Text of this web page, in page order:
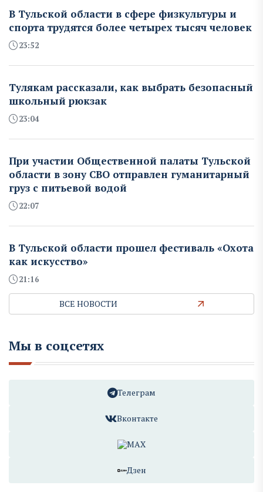
В Тульской области в сфере физкультуры и
спорта трудятся более четырех тысяч человек
23:52
Тулякам рассказали, как выбрать безопасный
школьный рюкзак
23:04
При участии Общественной палаты Тульской
области в зону СВО отправлен гуманитарный
груз с питьевой водой
22:07
В Тульской области прошел фестиваль «Охота
как искусство»
21:16
ВСЕ НОВОСТИ
Мы в соцсетях
Телеграм
Вконтакте
MAX
Дзен